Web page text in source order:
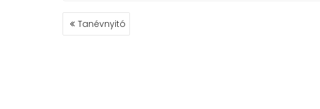
BEJEGYZÉS
NAVIGÁCIÓ
Tanévnyitó